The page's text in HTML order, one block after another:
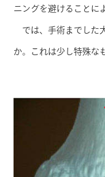
ニングを避けることに
では、手術までした
か。これは少し特殊な